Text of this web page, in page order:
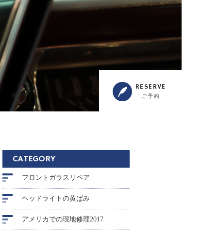
RESERVE
ご予約
CATEGORY
フロントガラスリペア
ヘッドライトの黄ばみ
アメリカでの現地修理2017